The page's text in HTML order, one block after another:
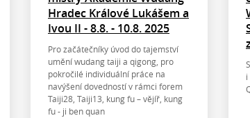
Hradec Králové Lukášem a
Ivou II - 8.8. - 10.8. 2025
Pro začátečníky úvod do tajemství
umění wudang taiji a qigong, pro
pokročilé individuální práce na
navýšení dovedností v rámci forem
Taiji28, Taiji13, kung fu – vějíř, kung
fu - ji ben quan
i